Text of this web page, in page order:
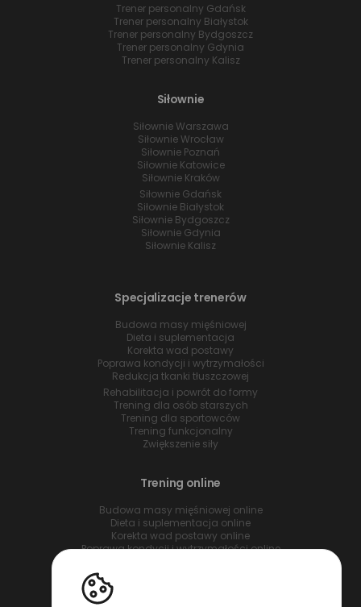
Trener personalny Gdańsk
Trener personalny Białystok
Trener personalny Bydgoszcz
Trener personalny Gdynia
Trener personalny Kalisz
Siłownie
Siłownie Warszawa
Siłownie Wrocław
Siłownie Poznań
Siłownie Katowice
Siłownie Kraków
Siłownie Gdańsk
Siłownie Białystok
Siłownie Bydgoszcz
Siłownie Gdynia
Siłownie Kalisz
Specjalizacje trenerów
Budowa masy mięśniowej
Dieta i suplementacja
Korekta wad postawy
Poprawa kondycji i wytrzymałości
Redukcja tkanki tłuszczowej
Rehabilitacja i powrót do formy
Trening dla osób starszych
Trening dla sportowców
Trening funkcjonalny
Zwiększenie siły
Trening online
Budowa masy mięśniowej online
Dieta i suplementacja online
Korekta wad postawy online
Poprawa kondycji i wytrzymałości online
Rehabilitacja i powrót do formy online
Trening dla osób starszych online
Trening dla sportowców online